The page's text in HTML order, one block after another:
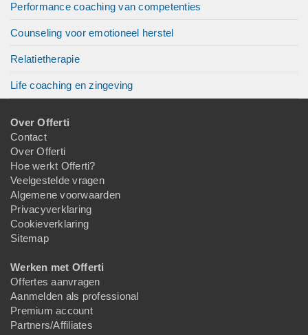
Performance coaching van competenties
Counseling voor emotioneel herstel
Relatietherapie
Life coaching en zingeving
Over Offerti
Contact
Over Offerti
Hoe werkt Offerti?
Veelgestelde vragen
Algemene voorwaarden
Privacyverklaring
Cookieverklaring
Sitemap
Werken met Offerti
Offertes aanvragen
Aanmelden als professional
Premium account
Partners/Affiliates